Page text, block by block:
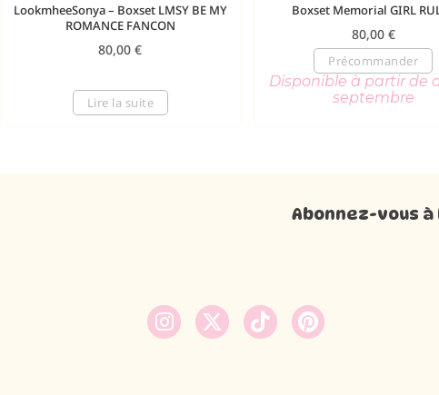
LookmheeSonya – Boxset LMSY BE MY
ROMANCE FANCON
80,00€
Lire la suite
Boxset Memorial GIRL
80,00 €
Précommander
Disponible à partir de
septembre
Abonnez-vous